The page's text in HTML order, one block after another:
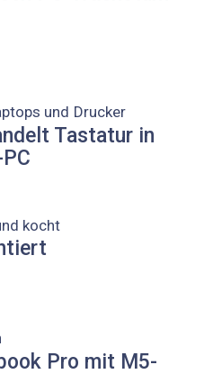
und Drucker
Tastatur in
kocht
Pro mit M5-